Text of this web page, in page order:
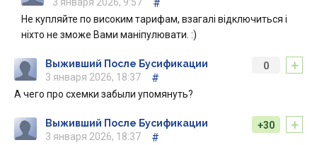
3 января 2026, 9:57
#
Не купляйте по високим тарифам, взагалі відключиться і
ніхто не зможе Вами маніпулювати. :)
+
0
Выживший После Бусификации
3 января 2026, 18:37
#
А чего про схемки забыли упомянуть?
+
+30
Выживший После Бусификации
3 января 2026, 18:37
#